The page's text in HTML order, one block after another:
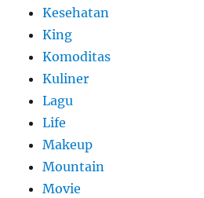
Kesehatan
King
Komoditas
Kuliner
Lagu
Life
Makeup
Mountain
Movie